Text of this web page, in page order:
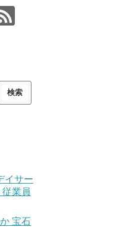
検索
イサー
業員
宝石